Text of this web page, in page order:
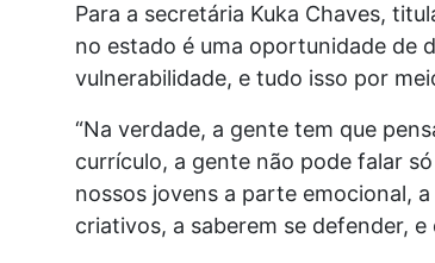
Para a secretária Kuka Chaves,
no estado é uma oportunidade de
vulnerabilidade, e tudo isso por
“Na verdade, a gente tem que
currículo, a gente não pode falar
nossos jovens a parte emocional,
criativos, a saberem se defender,